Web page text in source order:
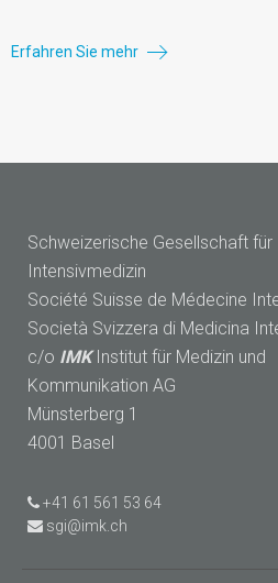
Erfahren Sie mehr
Schweizerische Gesellschaft für
Intensivmedizin
Société Suisse de Médecine
Società Svizzera di Medicina
c/o IMKInstitut für Medizin und
Kommunikation AG
Münsterberg 1
4001 Basel
+41 61 561 53 64
sgi@imk.ch